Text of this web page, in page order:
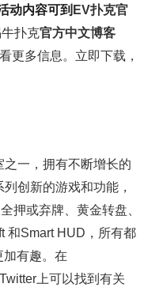
动内容可到 EV扑克官
扑克官方中文博客
更多信息。立即下载，
一，拥有不断增长的
创新的游戏和功能，
押或弃牌、黄金转盘、
和Smart HUD，所有都
加有趣。在
上可以找到有关